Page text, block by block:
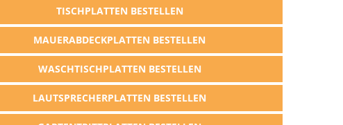
TISCHPLATTEN BESTELLEN
MAUERABDECKPLATTEN BESTELLEN
WASCHTISCHPLATTEN BESTELLEN
LAUTSPRECHERPLATTEN BESTELLEN